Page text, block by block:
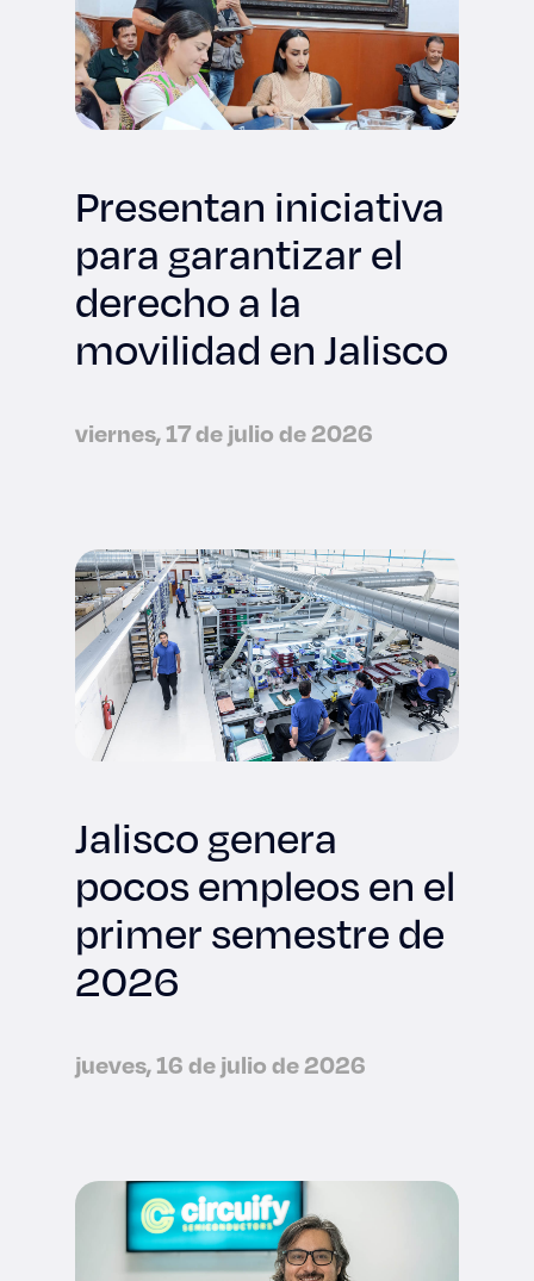
Presentan iniciativa
para garantizar el
derecho a la
movilidad en Jalisco
viernes, 17 de julio de 2026
Jalisco genera
pocos empleos en el
primer semestre de
2026
jueves, 16 de julio de 2026